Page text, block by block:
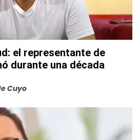
el representante de
durante una década
Cuyo